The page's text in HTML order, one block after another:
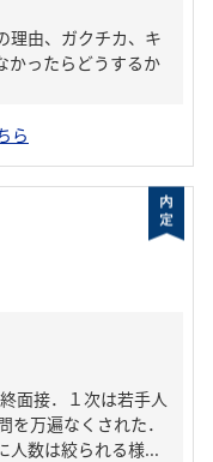
理由、ガクチカ、キ
かったらどうするか
ら
面接．１次は若手人
万遍なくされた．
人数は絞られる様...